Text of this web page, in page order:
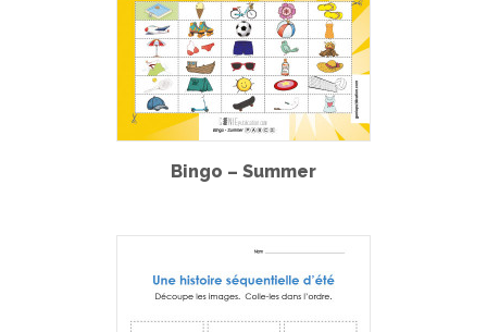
Bingo – Summer